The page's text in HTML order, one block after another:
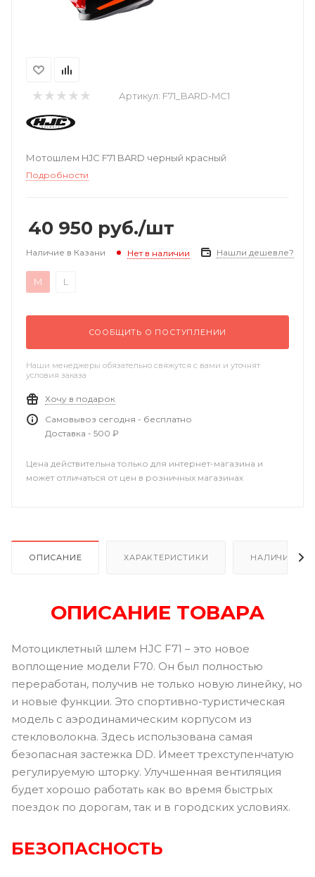
Артикул: F71_BARD-MC1
Мотошлем HJC F71 BARD черный красный
Подробности
40 950 руб./шт
Наличие в Казани Нет в наличии Нашли дешевле?
M L
СООБЩИТЬ О ПОСТУПЛЕНИИ
Наши менеджеры обязательно свяжутся с вами и уточнят
условия заказа
Хочу в подарок
Самовывоз сегодня - бесплатно
Доставка - 500 ₽
Цена действительна только для интернет-магазина и
может отличаться от цен в розничных магазинах
ОПИСАНИЕ ХАРАКТЕРИСТИКИ НАЛИЧИЕ В
ОПИСАНИЕ ТОВАРА
Мотоциклетный шлем HJC F71 – это новое
воплощение модели F70. Он был полностью
переработан, получив не только новую линейку, но
и новые функции. Это спортивно-туристическая
модель с аэродинамическим корпусом из
стекловолокна. Здесь использована самая
безопасная застежка DD. Имеет трехступенчатую
регулируемую шторку. Улучшенная вентиляция
будет хорошо работать как во время быстрых
поездок по дорогам, так и в городских условиях.
БЕЗОПАСНОСТЬ